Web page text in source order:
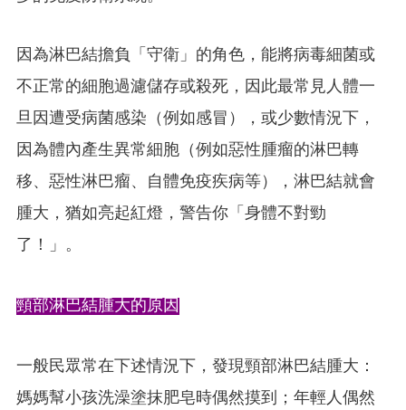
因為淋巴結擔負「守衛」的角色，能將病毒細菌或
不正常的細胞過濾儲存或殺死，因此最常見人體一
旦因遭受病菌感染（例如感冒），或少數情況下，
因為體內產生異常細胞（例如惡性腫瘤的淋巴轉
移、惡性淋巴瘤、自體免疫疾病等），淋巴結就會
腫大，猶如亮起紅燈，警告你「身體不對勁
了！」。
頸部淋巴結腫大的原因
一般民眾常在下述情況下，發現頸部淋巴結腫大：
媽媽幫小孩洗澡塗抹肥皂時偶然摸到；年輕人偶然